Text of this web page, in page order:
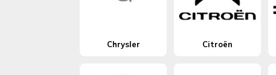
Chrysler Citroën